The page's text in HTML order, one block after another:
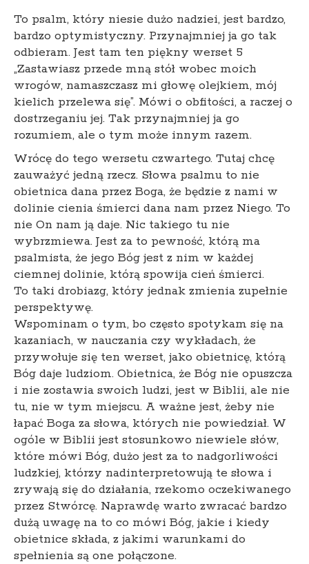
To psalm, który niesie dużo nadziei, jest bardzo,
bardzo optymistyczny. Przynajmniej ja go tak
odbieram. Jest tam ten piękny werset 5
„Zastawiasz przede mną stół wobec moich
wrogów, namaszczasz mi głowę olejkiem, mój
kielich przelewa się”. Mówi o obfitości, a raczej o
dostrzeganiu jej. Tak przynajmniej ja go
rozumiem, ale o tym może innym razem.
Wrócę do tego wersetu czwartego. Tutaj chcę
zauważyć jedną rzecz. Słowa psalmu to nie
obietnica dana przez Boga, że będzie z nami w
dolinie cienia śmierci dana nam przez Niego. To
nie On nam ją daje. Nic takiego tu nie
wybrzmiewa. Jest za to pewność, którą ma
psalmista, że jego Bóg jest z nim w każdej
ciemnej dolinie, którą spowija cień śmierci.
To taki drobiazg, który jednak zmienia zupełnie
perspektywę.
Wspominam o tym, bo często spotykam się na
kazaniach, w nauczania czy wykładach, że
przywołuje się ten werset, jako obietnicę, którą
Bóg daje ludziom. Obietnica, że Bóg nie opuszcza
i nie zostawia swoich ludzi, jest w Biblii, ale nie
tu, nie w tym miejscu. A ważne jest, żeby nie
łapać Boga za słowa, których nie powiedział. W
ogóle w Biblii jest stosunkowo niewiele słów,
które mówi Bóg, dużo jest za to nadgorliwości
ludzkiej, którzy nadinterpretowują te słowa i
zrywają się do działania, rzekomo oczekiwanego
przez Stwórcę. Naprawdę warto zwracać bardzo
dużą uwagę na to co mówi Bóg, jakie i kiedy
obietnice składa, z jakimi warunkami do
spełnienia są one połączone.